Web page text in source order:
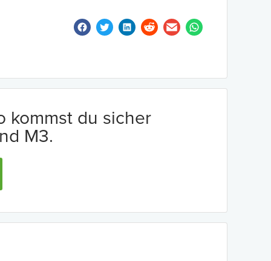
kommst du sicher
M3.